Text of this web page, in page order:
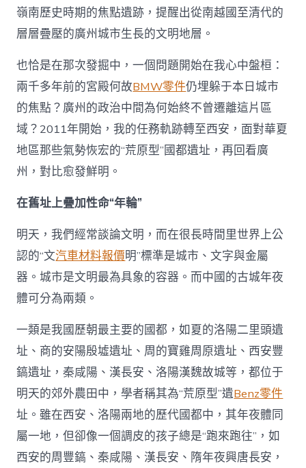
嶺南歷史時期的焦點遺跡，提醒出從南越國至清代的
層層疊壓的廣州城市生長的文明地層。
也恰是在那次發掘中，一個問題開始在我心中盤桓：
兩千多年前的宮殿何故BMW零件仍埋躲于本日城市
的焦點？廣州的政治中間為何始終不曾遷離這片區
域？2011年開始，我的任務軌跡轉至西安，面對華夏
地區那些氣勢恢宏的“荒原型”國都遺址，再回看廣
州，對比愈發鮮明。
在舊址上疊加性命“年輪”
明天，我們經常談論文明，而在很長時間里世界上公
認的“文汽車材料報價明”標準是城市、文字與金屬
器。城市是文明最為具象的容器。而中國的古城年夜
體可分為兩類。
一類是我國歷朝最主要的國都，如夏的洛陽二里頭遺
址、商的安陽殷墟遺址、周的寶雞周原遺址、西安豐
鎬遺址，秦咸陽、漢長安、洛陽漢魏故城等，都位于
明天的郊外農田中，學者稱其為“荒原型”遺Benz零件
址。雖在西安、洛陽兩地的歷代國都中，其年夜體同
屬一地，但卻像一個調皮的孩子總是“跑來跑往”，如
西安的周豐鎬、秦咸陽、漢長安、隋年夜興唐長安，